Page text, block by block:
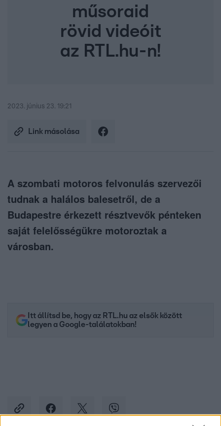
műsoraid
rövid videóit
az RTL.hu-n!
2023. június 23. 19:21
Link másolása
A szombati motoros felvonulás szervezői
tudnak a halálos balesetről, de a
Budapestre érkezett résztvevők pénteken
saját felelősségükre motoroztak a
városban.
Itt állítsd be, hogy az RTL.hu az elsők között
legyen a Google-találatokban!